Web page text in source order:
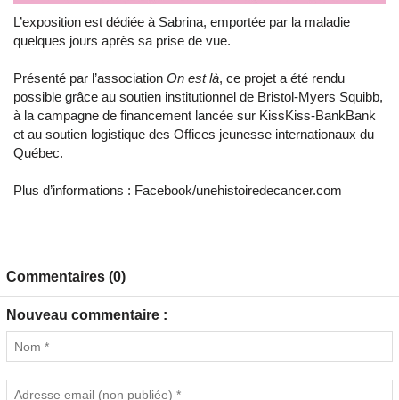
L’exposition est dédiée à Sabrina, emportée par la maladie
quelques jours après sa prise de vue.
Présenté par l’association On est là, ce projet a été rendu
possible grâce au soutien institutionnel de Bristol-Myers Squibb,
à la campagne de financement lancée sur KissKiss-BankBank
et au soutien logistique des Offices jeunesse internationaux du
Québec.
Plus d’informations : Facebook/unehistoiredecancer.com
Commentaires (0)
Nouveau commentaire :